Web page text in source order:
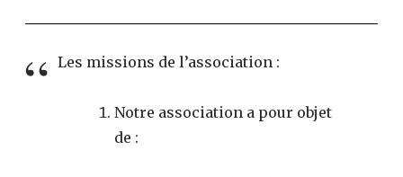
Les missions de l’association :
Notre association a pour objet
de :